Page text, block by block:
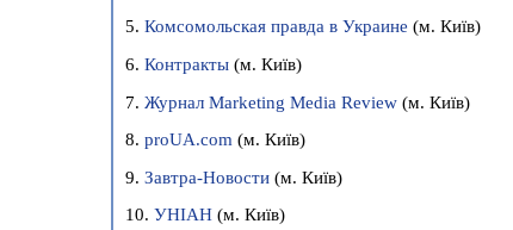
5. Комсомольская правда в Украине (м. Київ)
6. Контракты (м. Київ)
7. Журнал Marketing Media Review (м. Київ)
8. proUA.com (м. Київ)
9. Завтра-Новости (м. Київ)
10. УНІАН (м. Київ)